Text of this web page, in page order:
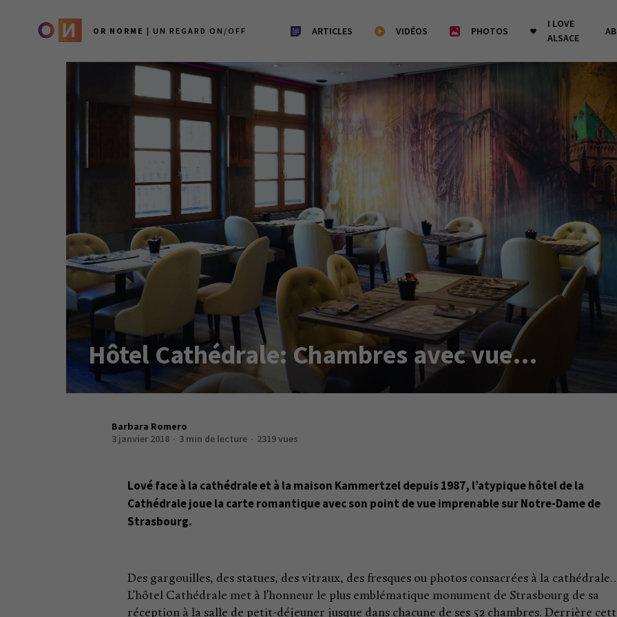
OR NORME | UN REGARD ON/OFF ARTICLES VIDÉOS PHOTOS
I LOVE
ALSACE
Hôtel Cathédrale: Chambres avec vue…
Barbara Romero
3 janvier 2018
3 min de lecture 2319 vues
Lové face à la cathédrale et à la maison Kammertzel depuis 1987, l’atypique hôtel de la
Cathédrale joue la carte romantique avec son point de vue imprenable sur Notre-Dame de
Strasbourg.
Des gargouilles, des statues, des vitraux, des fresques ou photos consacrées à la
L’hôtel Cathédrale met à l’honneur le plus emblématique monument de Strasbourg de sa
réception à la salle de petit-déjeuner jusque dans chacune de ses 52 chambres. Derrière